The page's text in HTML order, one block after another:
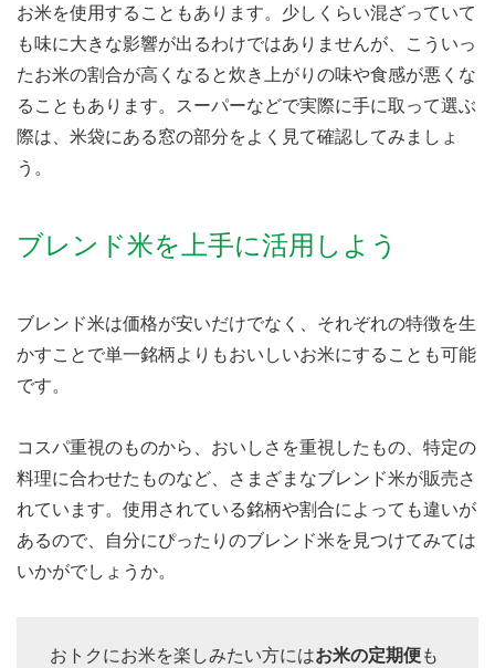
お米を使用することもあります。少しくらい混ざっていて
も味に大きな影響が出るわけではありませんが、こういっ
たお米の割合が高くなると炊き上がりの味や食感が悪くな
ることもあります。スーパーなどで実際に手に取って選ぶ
際は、米袋にある窓の部分をよく見て確認してみましょ
う。
ブレンド米を上手に活用しよう
ブレンド米は価格が安いだけでなく、それぞれの特徴を生
かすことで単一銘柄よりもおいしいお米にすることも可能
です。
コスパ重視のものから、おいしさを重視したもの、特定の
料理に合わせたものなど、さまざまなブレンド米が販売さ
れています。使用されている銘柄や割合によっても違いが
あるので、自分にぴったりのブレンド米を見つけてみては
いかがでしょうか。
おトクにお米を楽しみたい方にはお米の定期便も